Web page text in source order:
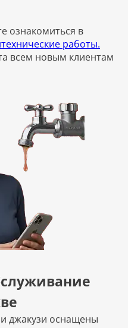
ознакомиться в
работы.
всем новым клиентам
джакузи оснащены